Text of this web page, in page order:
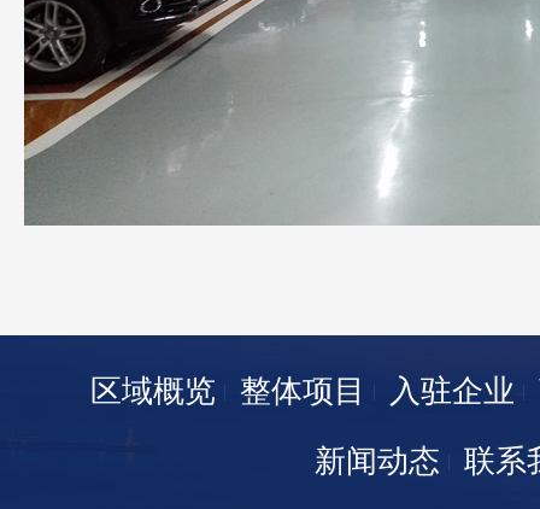
区域概览 整体项目 入驻企业
新闻动态
联系